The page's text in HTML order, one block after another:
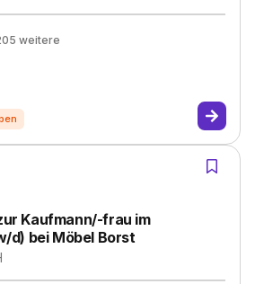
weitere
Kaufmann/-frau im
d) bei Möbel Borst